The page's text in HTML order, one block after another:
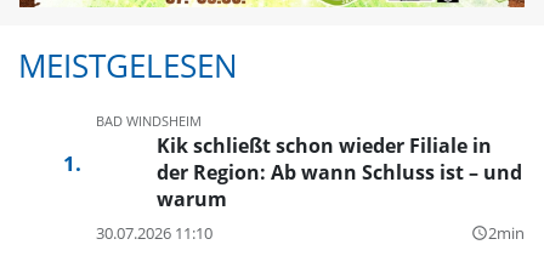
MEISTGELESEN
BAD WINDSHEIM
Kik schließt schon wieder Filiale in
der Region: Ab wann Schluss ist – und
warum
30.07.2026 11:10 query_builder2min